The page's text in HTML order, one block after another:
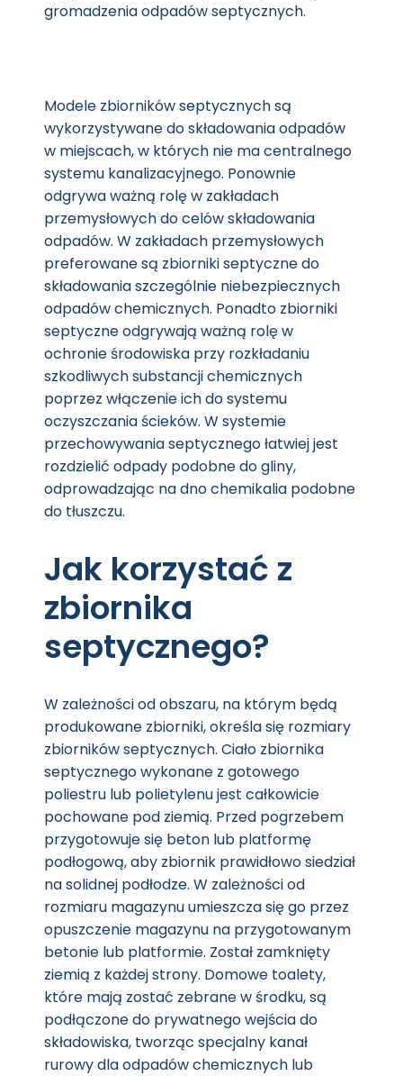
gromadzenia odpadów septycznych.
Modele zbiorników septycznych są
wykorzystywane do składowania odpadów
w miejscach, w których nie ma centralnego
systemu kanalizacyjnego. Ponownie
odgrywa ważną rolę w zakładach
przemysłowych do celów składowania
odpadów. W zakładach przemysłowych
preferowane są zbiorniki septyczne do
składowania szczególnie niebezpiecznych
odpadów chemicznych. Ponadto zbiorniki
septyczne odgrywają ważną rolę w
ochronie środowiska przy rozkładaniu
szkodliwych substancji chemicznych
poprzez włączenie ich do systemu
oczyszczania ścieków. W systemie
przechowywania septycznego łatwiej jest
rozdzielić odpady podobne do gliny,
odprowadzając na dno chemikalia podobne
do tłuszczu.
Jak korzystać z
zbiornika
septycznego?
W zależności od obszaru, na którym będą
produkowane zbiorniki, określa się rozmiary
zbiorników septycznych. Ciało zbiornika
septycznego wykonane z gotowego
poliestru lub polietylenu jest całkowicie
pochowane pod ziemią. Przed pogrzebem
przygotowuje się beton lub platformę
podłogową, aby zbiornik prawidłowo siedział
na solidnej podłodze. W zależności od
rozmiaru magazynu umieszcza się go przez
opuszczenie magazynu na przygotowanym
betonie lub platformie. Został zamknięty
ziemią z każdej strony. Domowe toalety,
które mają zostać zebrane w środku, są
podłączone do prywatnego wejścia do
składowiska, tworząc specjalny kanał
rurowy dla odpadów chemicznych lub